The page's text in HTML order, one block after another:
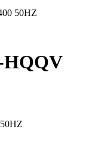
50HZ
HQQV